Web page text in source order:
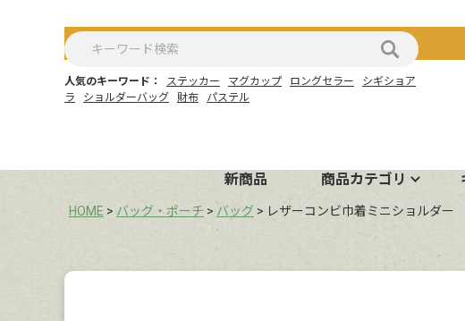
人気のキーワード： ステッカー マグカップ ロングセラー
シギショア
ラ
ショルダーバッグ 財布 パステル
新商品 商品カテゴリ
HOME バッグ・ポーチ バッグ レザーコンビ巾着ミニショルダ